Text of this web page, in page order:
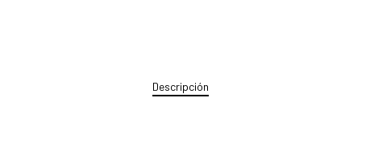
Descripción